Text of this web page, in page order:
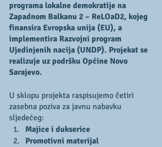
programa lokalne demokratije na
Zapadnom Balkanu 2 – ReLOaD2, kojeg
finansira Evropska unija (EU), a
implementira Razvojni program
Ujedinjenih nacija (UNDP). Projekat se
realizuje uz podršku Općine Novo
Sarajevo.
U sklopu projekta raspisujemo četiri
zasebna poziva za javnu nabavku
sljedećeg:
Majice i dukserice
Promotivni materijal